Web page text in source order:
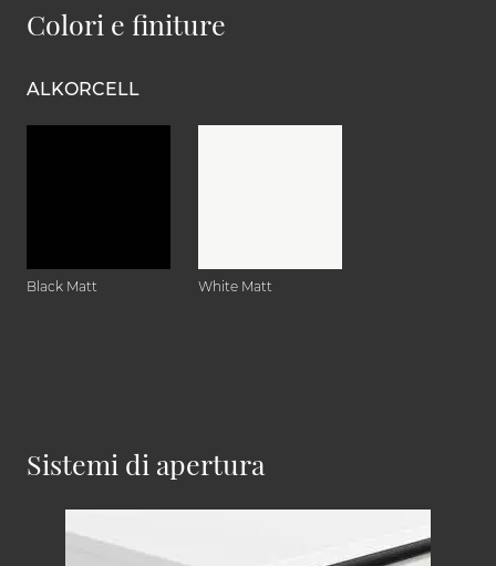
Colori e finiture
ALKORCELL
Black Matt White Matt
Sistemi di apertura